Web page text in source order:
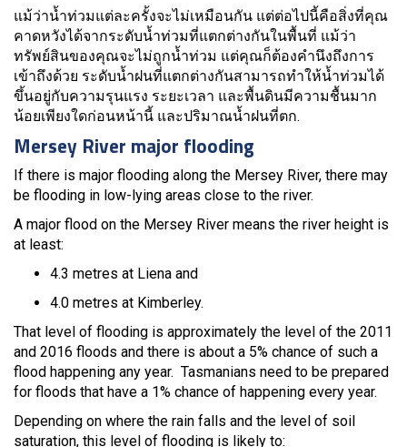
แม้ว่าน้ำท่วมแต่ละครั้งจะไม่เหมือนกัน แต่ต่อไปนี้คือสิ่งที่คุณ
คาดหวังได้จากระดับน้ำท่วมที่แตกต่างกันในพื้นที่ แม้ว่า
ทรัพย์สินของคุณจะไม่ถูกน้ำท่วม แต่คุณก็ต้องคำนึงถึงการ
เข้าถึงด้วย ระดับน้ำฝนที่แตกต่างกันสามารถทำให้น้ำท่วมได้
ขึ้นอยู่กับความรุนแรง ระยะเวลา และพื้นดินมีความชื้นมาก
น้อยเพียงใดก่อนหน้านี้ และปริมาณน้ำฝนที่ตก.
Mersey River major flooding
If there is major flooding along the Mersey River, there may
be flooding in low-lying areas close to the river.
A major flood on the Mersey River means the river height is
at least:
4.3 metres at Liena and
4.0 metres at Kimberley.
That level of flooding is approximately the level of the 2011
and 2016 floods and there is about a 5% chance of such a
flood happening any year. Tasmanians need to be prepared
for floods that have a 1% chance of happening every year.
Depending on where the rain falls and the level of soil
saturation, this level of flooding is likely to: